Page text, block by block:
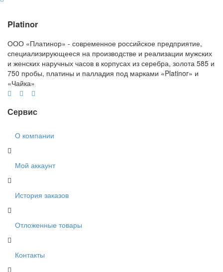
Platinor
ООО «Платинор» - современное российское предприятие,
специализирующееся на производстве и реализации мужских
и женских наручных часов в корпусах из серебра, золота 585 и
750 пробы, платины и палладия под марками «Platinor» и
«Чайка»
Сервис
О компании
Мой аккаунт
История заказов
Отложенные товары
Контакты